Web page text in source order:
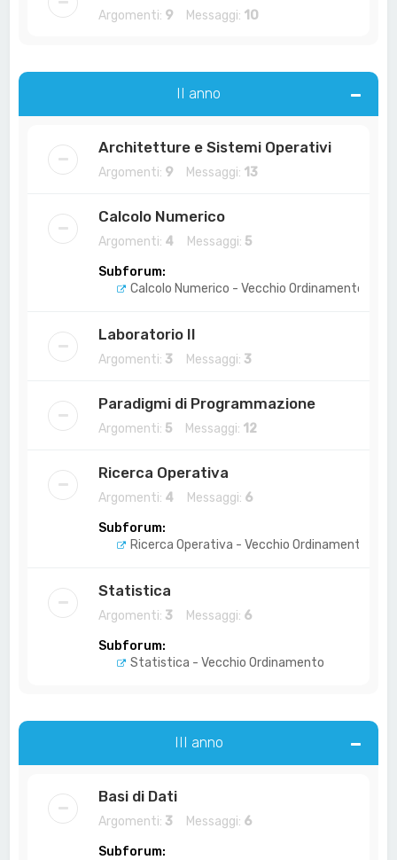
Argomenti: 9 Messaggi: 10
II anno
Architetture e Sistemi Operativi
Argomenti: 9 Messaggi: 13
Calcolo Numerico
Argomenti: 4 Messaggi: 5
Subforum:
Calcolo Numerico - Vecchio Ordinamento
Laboratorio II
Argomenti: 3 Messaggi: 3
Paradigmi di Programmazione
Argomenti: 5 Messaggi: 12
Ricerca Operativa
Argomenti: 4 Messaggi: 6
Subforum:
Ricerca Operativa - Vecchio Ordinamento
Statistica
Argomenti: 3 Messaggi: 6
Subforum:
Statistica - Vecchio Ordinamento
III anno
Basi di Dati
Argomenti: 3 Messaggi: 6
Subforum: